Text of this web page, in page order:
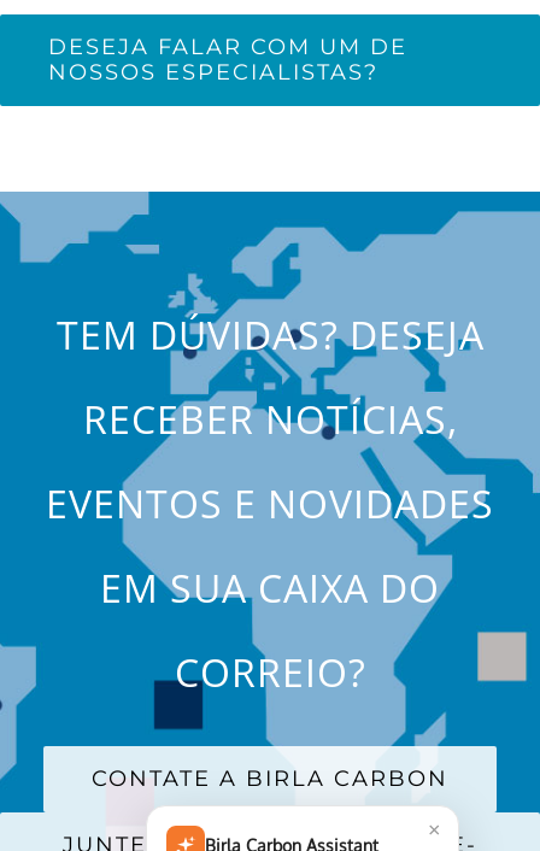
DESEJA FALAR COM UM DE
NOSSOS ESPECIALISTAS?
TEM DÚVIDAS? DESEJA
RECEBER NOTÍCIAS,
EVENTOS E NOVIDADES
EM SUA CAIXA DO
CORREIO?
CONTATE A BIRLA CARBON
JUNTE-SE A NOSSA LISTA DE E-
×
Birla Carbon Assistant